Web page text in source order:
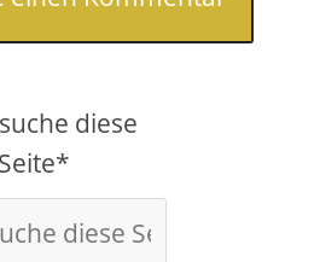
diese
Seite*